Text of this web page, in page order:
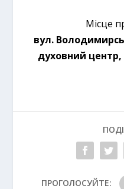
Місце
вул.
духовний
ПРОГОЛОСУЙТЕ: